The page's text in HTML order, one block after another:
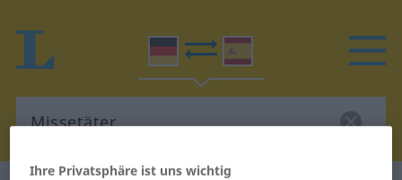
Ihre Privatsphäre ist uns wichtig